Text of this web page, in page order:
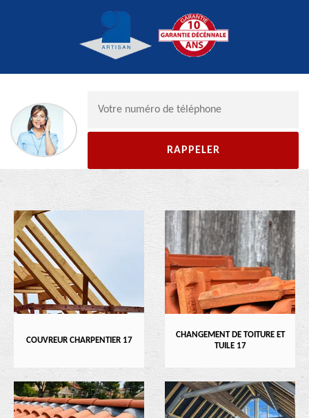
COUVREUR CHARPENTIER 17
CHANGEMENT DE TOITURE ET
TUILE 17